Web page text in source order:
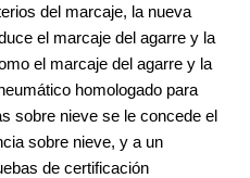
del marcaje, la nueva
el marcaje del agarre y la
el marcaje del agarre y la
homologado para
sobre nieve se le concede el
sobre nieve, y a un
de certificación